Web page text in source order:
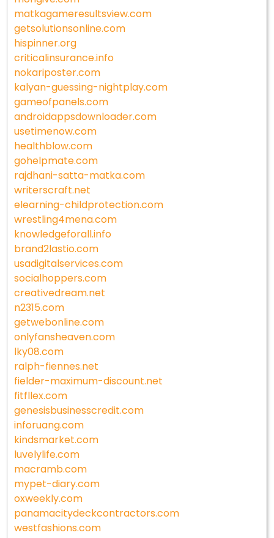
matkagameresultsview.com
getsolutionsonline.com
hispinner.org
criticalinsurance.info
nokariposter.com
kalyan-guessing-nightplay.com
gameofpanels.com
androidappsdownloader.com
usetimenow.com
healthblow.com
gohelpmate.com
rajdhani-satta-matka.com
writerscraft.net
elearning-childprotection.com
wrestling4mena.com
knowledgeforall.info
brand2lastio.com
usadigitalservices.com
socialhoppers.com
creativedream.net
n2315.com
getwebonline.com
onlyfansheaven.com
lky08.com
ralph-fiennes.net
fielder-maximum-discount.net
fitfllex.com
genesisbusinesscredit.com
inforuang.com
kindsmarket.com
luvelylife.com
macramb.com
mypet-diary.com
oxweekly.com
panamacitydeckcontractors.com
westfashions.com